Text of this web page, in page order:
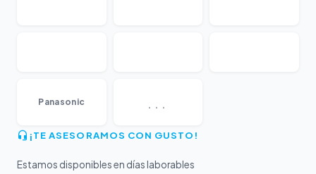
Panasonic ...
¡TE ASESORAMOS CON GUSTO!
Estamos disponibles en días laborables